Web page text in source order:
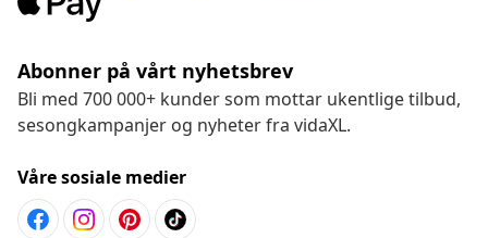
Abonner på vårt nyhetsbrev
Bli med 700 000+ kunder som mottar ukentlige tilbud,
sesongkampanjer og nyheter fra vidaXL.
Våre sosiale medier